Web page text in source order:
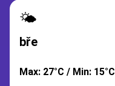
🌤️
bře
Max: 27°C / Min: 15°C